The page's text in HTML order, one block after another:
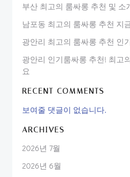
부산 최고의 룸싸롱 추천 및 소
남포동 최고의 룸싸롱 추천 지
광안리 최고의 룸싸롱 추천 인
광안리 인기룸싸롱 추천! 최고
요
RECENT COMMENTS
보여줄 댓글이 없습니다.
ARCHIVES
2026년 7월
2026년 6월